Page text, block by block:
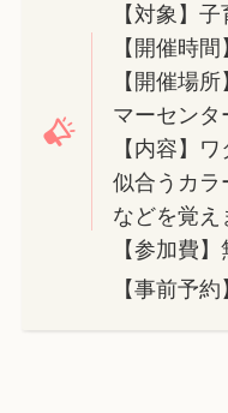
【対象】
【開催時
【開催場
マーセンタ
【内容】
似合うカラ
などを覚え
【参加費
【事前予約